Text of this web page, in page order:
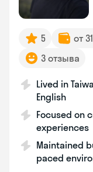
5 от
3 отзыва
Lived in
English
Focused on
experiences
Maintained
paced